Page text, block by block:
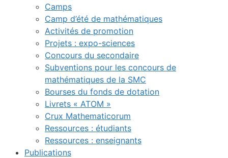
Camps
Camp d’été de mathématiques
Activités de promotion
Projets : expo-sciences
Concours du secondaire
Subventions pour les concours de
mathématiques de la SMC
Bourses du fonds de dotation
Livrets « ATOM »
Crux Mathematicorum
Ressources : étudiants
Ressources : enseignants
Publications